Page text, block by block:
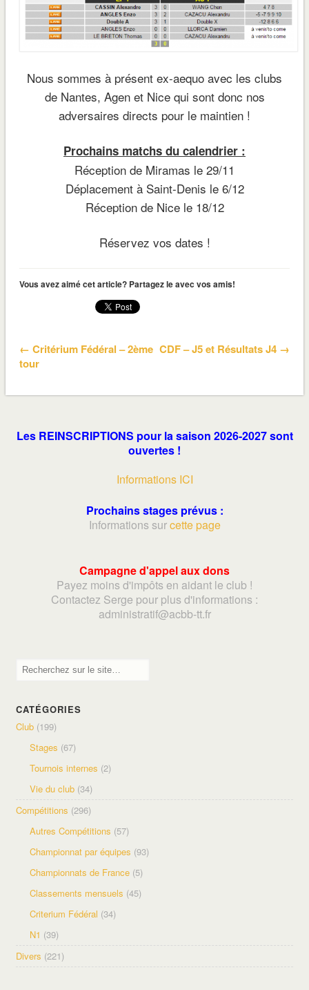
Nous sommes à présent ex-aequo avec les clubs
de Nantes, Agen et Nice qui sont donc nos
adversaires directs pour le maintien !
Prochains matchs du calendrier :
Réception de Miramas le 29/11
Déplacement à Saint-Denis le 6/12
Réception de Nice le 18/12
Réservez vos dates !
Vous avez aimé cet article? Partagez le avec vos amis!
← Critérium Fédéral – 2ème
tour
CDF – J5 et Résultats J4 →
Les REINSCRIPTIONS pour la saison 2026-2027 sont
ouvertes !
Informations ICI
Prochains stages prévus :
Informations surcette page
Campagne d'appel aux dons
Payez moins d'impôts en aidant le club !
Contactez Serge pour plus d'informations :
administratif@acbb-tt.fr
CATÉGORIES
Club (199)
Stages (67)
Tournois internes (2)
Vie du club (34)
Compétitions (296)
Autres Compétitions (57)
Championnat par équipes (93)
Championnats de France (5)
Classements mensuels (45)
Criterium Fédéral (34)
N1 (39)
Divers (221)